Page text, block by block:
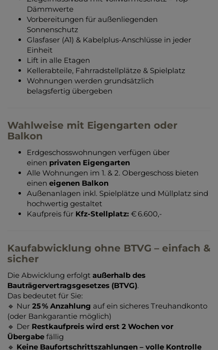
Dämmwerte
Vorbereitungen für außenliegenden
Sonnenschutz
Glasfaser (A1) & Kabelplus-Anschlüsse in jeder
Einheit
Lift in alle Etagen
Kellerabteile, Fahrradstellplätze & Spielplatz
Wohnungen werden grundsätzlich
belagsfertig übergeben
Wahlweise mit Eigengarten oder
Balkon
Erdgeschosswohnungen verfügen über
einen privaten Eigengarten
Alle Wohnungen im 1. & 2. Obergeschoss bieten
einen eigenen Balkon
Außenanlagen inkl. Spielplätze und Müllplatz sind
hochwertig gestaltet
Kaufpreis für Kfz-Stellplatz: € 6.600,-
Kaufabwicklung ohne BTVG – einfach &
sicher
Die Abwicklung erfolgt außerhalb des
Bauträgervertragsgesetzes (BTVG).
Das bedeutet für Sie:
🔹 Nur 25 % Anzahlung auf ein sicheres Treuhandkonto
(oder Bankgarantie möglich)
🔹 Der Restkaufpreis wird erst 2 Wochen vor
Übergabe fällig
🔹 Keine Baufortschrittszahlungen – volle Kontrolle